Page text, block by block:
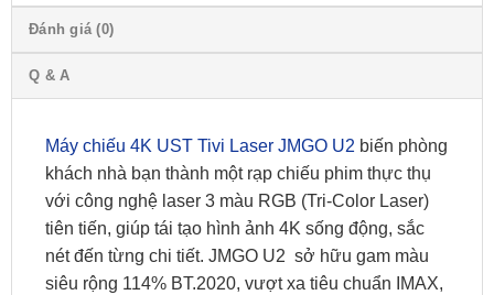
Đánh giá (0)
Q & A
Máy chiếu 4K UST Tivi Laser JMGO U2 biến phòng
khách nhà bạn thành một rạp chiếu phim thực thụ
với công nghệ laser 3 màu RGB (Tri-Color Laser)
tiên tiến, giúp tái tạo hình ảnh 4K sống động, sắc
nét đến từng chi tiết. JMGO U2 sở hữu gam màu
siêu rộng 114% BT.2020, vượt xa tiêu chuẩn IMAX,